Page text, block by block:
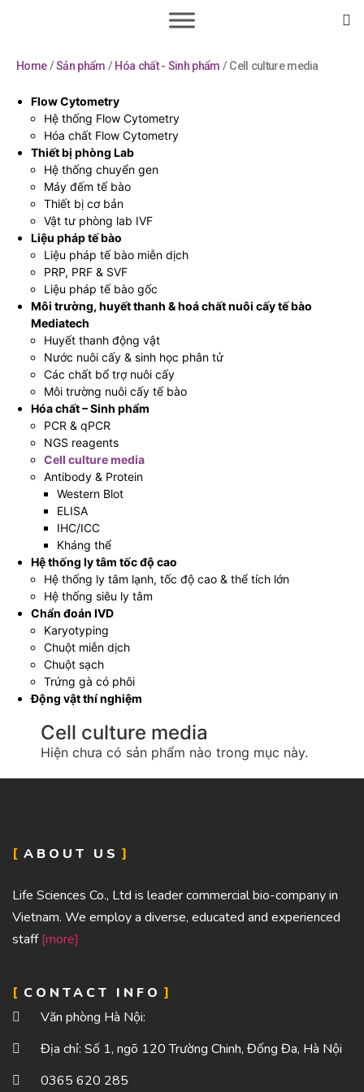
Home/Sản phẩm / Hóa chất - Sinh phẩm / Cell culture media
Flow Cytometry
Hệ thống Flow Cytometry
Hóa chất Flow Cytometry
Thiết bị phòng Lab
Hệ thống chuyển gen
Máy đếm tế bào
Thiết bị cơ bản
Vật tư phòng lab IVF
Liệu pháp tế bào
Liệu pháp tế bào miễn dịch
PRP, PRF & SVF
Liệu pháp tế bào gốc
Môi trường, huyết thanh & hoá chất nuôi cấy tế bào
Mediatech
Huyết thanh động vật
Nước nuôi cấy & sinh học phân tử
Các chất bổ trợ nuôi cấy
Môi trường nuôi cấy tế bào
Hóa chất – Sinh phẩm
PCR & qPCR
NGS reagents
Cell culture media
Antibody & Protein
Western Blot
ELISA
IHC/ICC
Kháng thể
Hệ thống ly tâm tốc độ cao
Hệ thống ly tâm lạnh, tốc độ cao & thể tích lớn
Hệ thống siêu ly tâm
Chẩn đoán IVD
Karyotyping
Chuột miễn dịch
Chuột sạch
Trứng gà có phôi
Động vật thí nghiệm
Cell culture media
Hiện chưa có sản phẩm nào trong mục này.
ABOUT US
Life Sciences Co., Ltd is leader commercial bio-company in
Vietnam. We employ a diverse, educated and experienced
staff[more]
CONTACT INFO
Văn phòng Hà Nội:
Địa chỉ: Số 1, ngõ 120 Trường Chinh, Đống Đa, Hà Nội
0365 620 285